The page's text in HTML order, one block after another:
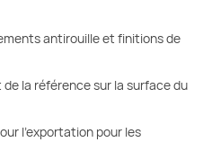
antirouille et finitions de
la référence sur la surface du
l'exportation pour les